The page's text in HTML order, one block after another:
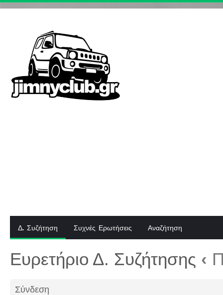
Δ. Συζήτηση Συχνές Ερωτήσεις Αναζήτηση
Ευρετήριο Δ. Συζήτησης ‹
Σύνδεση